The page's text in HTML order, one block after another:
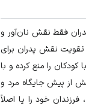
فقط نقش نان‏‌آور و
تقویت نقش پدران برای
کودکان را منع کرده و با
از پیش جایگاه مرد و
خود را یا اصلاً